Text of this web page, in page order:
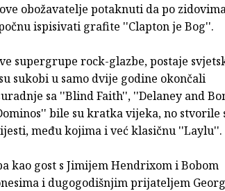
obožavatelje potaknuti da po
ispisivati grafite ''Clapton je Bog''.
supergrupe rock-glazbe, postaje
sukobi u samo dvije godine okončali
sa ''Blind Faith'', ''Delaney and
bile su kratka vijeka, no stvorile
među kojima i već klasičnu ''Laylu''.
kao gost s Jimijem Hendrixom i Bobom
i dugogodišnjim prijateljem